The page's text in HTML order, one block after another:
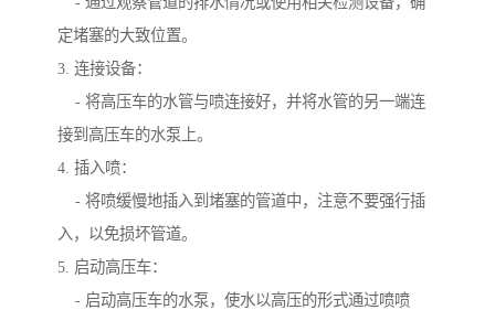
定堵塞的大致位置。
3. 连接设备：
- 将高压车的水管与喷连接好，并将水管的另一端连
接到高压车的水泵上。
4. 插入喷：
- 将喷缓慢地插入到堵塞的管道中，注意不要强行插
入，以免损坏管道。
5. 启动高压车：
- 启动高压车的水泵，使水以高压的形式通过喷喷